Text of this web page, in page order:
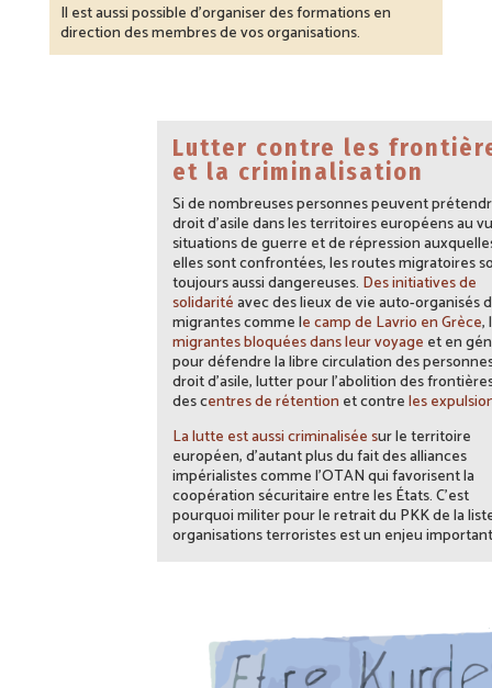
Il est aussi possible d’organiser des formations en
direction des membres de vos organisations.
Lutter contre les
et la criminalisation
Si de nombreuses personnes peuvent
droit d’asile dans les territoires européens au
situations de guerre et de répression
elles sont confrontées, les routes migratoires
toujours aussi dangereuses. Des initiatives de
solidaritéavec des lieux de vie auto-organisés
migrantes comme le camp de Lavrio en Grèce, l
migrantes bloquées dans leur voyage et en
pour défendre la libre circulation des
droit d’asile, lutter pour l’abolition des
des centres de rétention et contreles
La lutte est aussi criminalisée sur le territoire
européen, d’autant plus du fait des alliances
impérialistes comme l’OTAN qui favorisent la
coopération sécuritaire entre les États. C’est
pourquoi militer pour le retrait du PKK de la
organisations terroristes est un enjeu